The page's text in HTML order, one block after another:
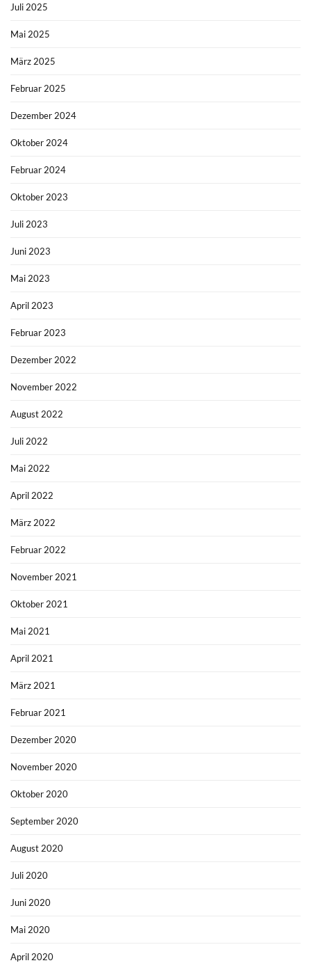
Juli 2025
Mai 2025
März 2025
Februar 2025
Dezember 2024
Oktober 2024
Februar 2024
Oktober 2023
Juli 2023
Juni 2023
Mai 2023
April 2023
Februar 2023
Dezember 2022
November 2022
August 2022
Juli 2022
Mai 2022
April 2022
März 2022
Februar 2022
November 2021
Oktober 2021
Mai 2021
April 2021
März 2021
Februar 2021
Dezember 2020
November 2020
Oktober 2020
September 2020
August 2020
Juli 2020
Juni 2020
Mai 2020
April 2020